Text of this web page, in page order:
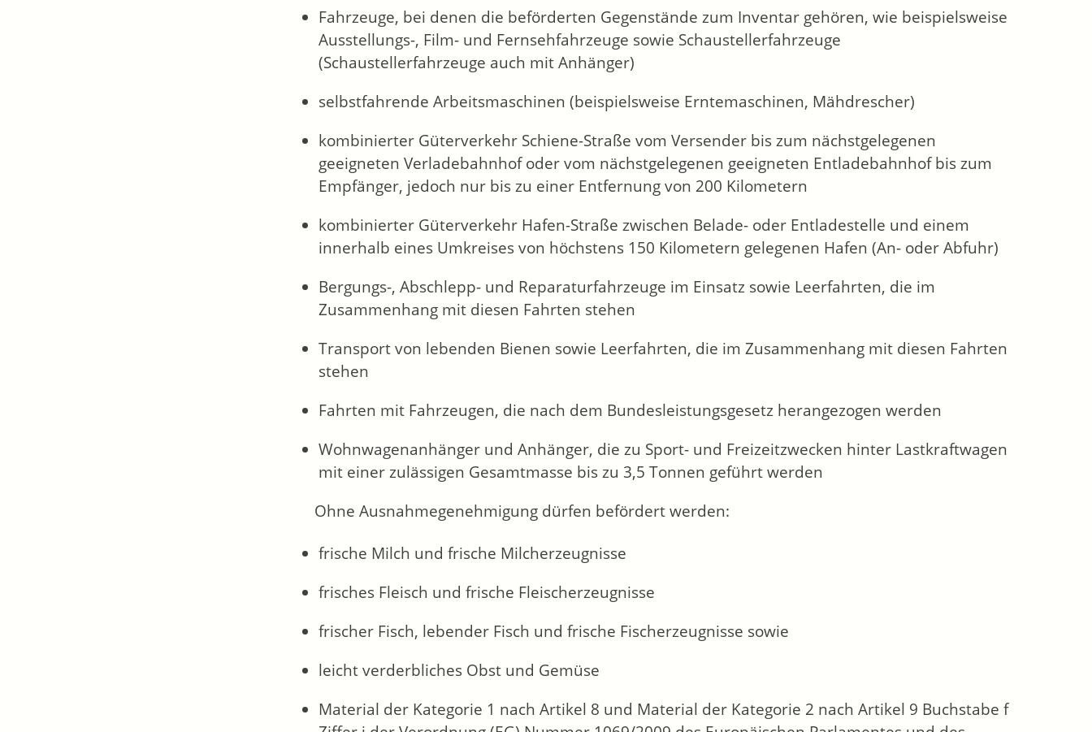
Fahrzeuge, bei denen die beförderten Gegenstände zum Inventar gehören, wie beispielsweise
Ausstellungs-, Film- und Fernsehfahrzeuge sowie Schaustellerfahrzeuge
(Schaustellerfahrzeuge auch mit Anhänger)
selbstfahrende Arbeitsmaschinen (beispielsweise Erntemaschinen, Mähdrescher)
kombinierter Güterverkehr Schiene-Straße vom Versender bis zum nächstgelegenen
geeigneten Verladebahnhof oder vom nächstgelegenen geeigneten Entladebahnhof bis zum
Empfänger, jedoch nur bis zu einer Entfernung von 200 Kilometern
kombinierter Güterverkehr Hafen-Straße zwischen Belade- oder Entladestelle und einem
innerhalb eines Umkreises von höchstens 150 Kilometern gelegenen Hafen (An- oder Abfuhr)
Bergungs-, Abschlepp- und Reparaturfahrzeuge im Einsatz sowie Leerfahrten, die im
Zusammenhang mit diesen Fahrten stehen
Transport von lebenden Bienen sowie Leerfahrten, die im Zusammenhang mit diesen Fahrten
stehen
Fahrten mit Fahrzeugen, die nach dem Bundesleistungsgesetz herangezogen werden
Wohnwagenanhänger und Anhänger, die zu Sport- und Freizeitzwecken hinter Lastkraftwagen
mit einer zulässigen Gesamtmasse bis zu 3,5 Tonnen geführt werden
Ohne Ausnahmegenehmigung dürfen befördert werden:
frische Milch und frische Milcherzeugnisse
frisches Fleisch und frische Fleischerzeugnisse
frischer Fisch, lebender Fisch und frische Fischerzeugnisse sowie
leicht verderbliches Obst und Gemüse
Material der Kategorie 1 nach Artikel 8 und Material der Kategorie 2 nach Artikel 9 Buchstabe f